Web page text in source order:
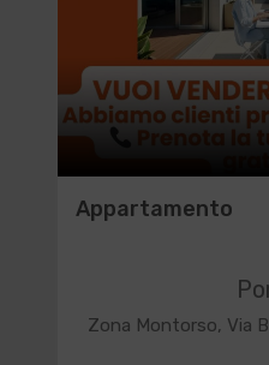
Appartamento
Zona Montorso, Via